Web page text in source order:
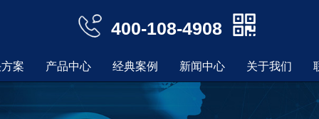
案 产品中心 经典案例 新闻中心 关于我们
400-108-4908